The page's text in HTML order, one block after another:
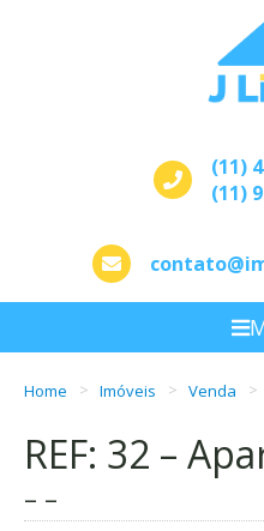
(11)
(11)
Home Imóveis Venda
REF: 32 –
– –